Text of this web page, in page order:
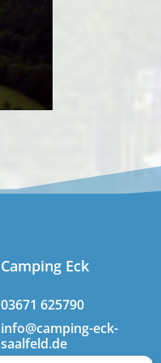
Camping Eck
03671 625790
info@camping-eck-
saalfeld.de